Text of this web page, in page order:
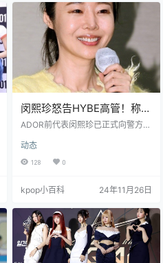
为。 从之前的女团FIFTY FIFTY事
件开始，歌谣界就不断爆出艺人被
“挖角”的传闻。音协指出，一些经纪
公司聘请的外部制作人，会通过各
种手段诱…
闵熙珍怒告HYBE高管！称其
故意贬低NewJeans成就
ADOR前代表闵熙珍已正式向警方报
渎职，给ADOR和NewJeans造成了
严重损失。 闵熙珍方面26日表示：
席公关官朴泰熙和公关室长赵成
高管隶属于HYBE的共享服务公关部
门，理应收受ADOR的费用，尽心尽
力地宣传NewJeans。然而，他们不
仅没有履行职责，反而刻…
动态
128 0
kpop小百科 24年11月26日